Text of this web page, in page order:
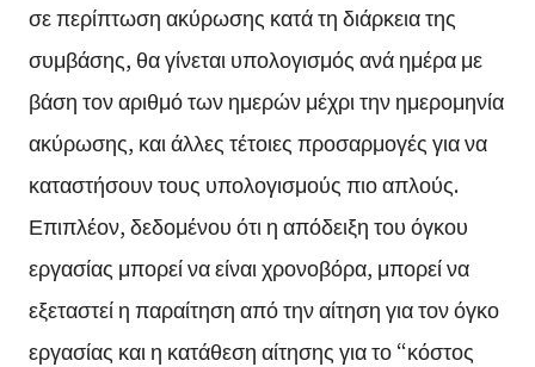
σε περίπτωση ακύρωσης κατά τη διάρκεια της
συμβάσης, θα γίνεται υπολογισμός ανά ημέρα με
βάση τον αριθμό των ημερών μέχρι την ημερομηνία
ακύρωσης, και άλλες τέτοιες προσαρμογές για να
καταστήσουν τους υπολογισμούς πιο απλούς.
Επιπλέον, δεδομένου ότι η απόδειξη του όγκου
εργασίας μπορεί να είναι χρονοβόρα, μπορεί να
εξεταστεί η παραίτηση από την αίτηση για τον όγκο
εργασίας και η κατάθεση αίτησης για το “κόστος